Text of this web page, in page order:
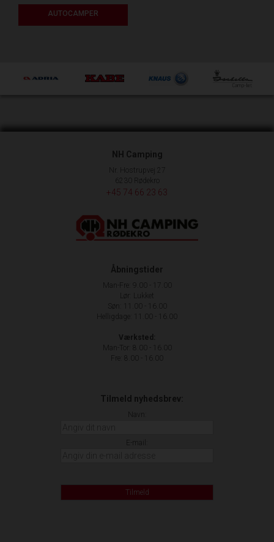
AUTOCAMPER
NH Camping
Nr. Hostrupvej 27
6230 Rødekro
+45 74 66 23 63
Åbningstider
Man-Fre: 9.00 - 17.00
Lør: Lukket
Søn: 11.00 - 16.00
Helligdage: 11.00 - 16.00
Værksted:
Man-Tor: 8.00 - 16.00
Fre: 8.00 - 16.00
Tilmeld nyhedsbrev:
Navn:
E-mail:
Tilmeld